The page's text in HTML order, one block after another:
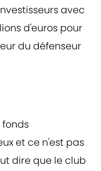
avec
d'euros pour
du défenseur
fonds
et ce n'est pas
dire que le club